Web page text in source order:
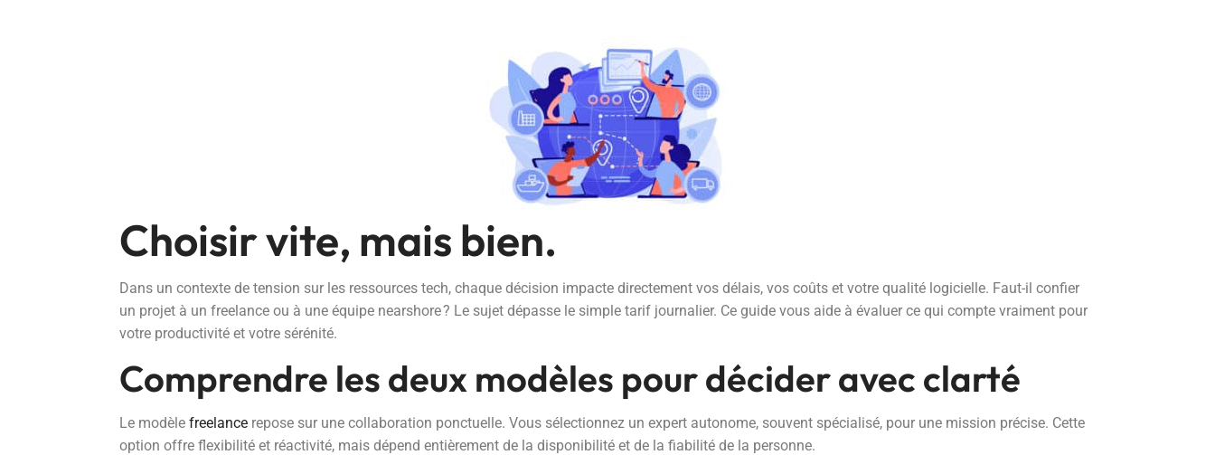
Choisir vite, mais bien.
Dans un contexte de tension sur les ressources tech, chaque décision impacte directement vos délais, vos coûts et votre qualité logicielle. Faut-il confier
un projet à un freelance ou à une équipe nearshore ? Le sujet dépasse le simple tarif journalier. Ce guide vous aide à évaluer ce qui compte vraiment pour
votre productivité et votre sérénité.
Comprendre les deux modèles pour décider avec clarté
Le modèle freelance repose sur une collaboration ponctuelle. Vous sélectionnez un expert autonome, souvent spécialisé, pour une mission précise. Cette
option offre flexibilité et réactivité, mais dépend entièrement de la disponibilité et de la fiabilité de la personne.